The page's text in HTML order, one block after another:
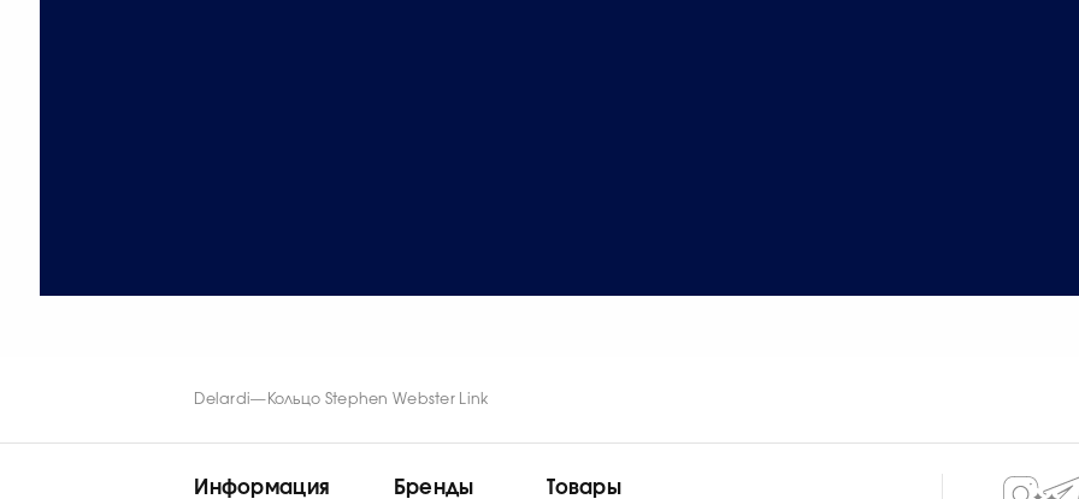
Delardi— Кольцо Stephen Webster Link
Информация Бренды Товары